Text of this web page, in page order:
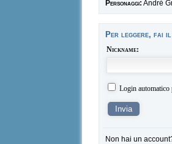
Personaggi: André
Per leggere, fai
Nickname:
Login automatico
Non hai un